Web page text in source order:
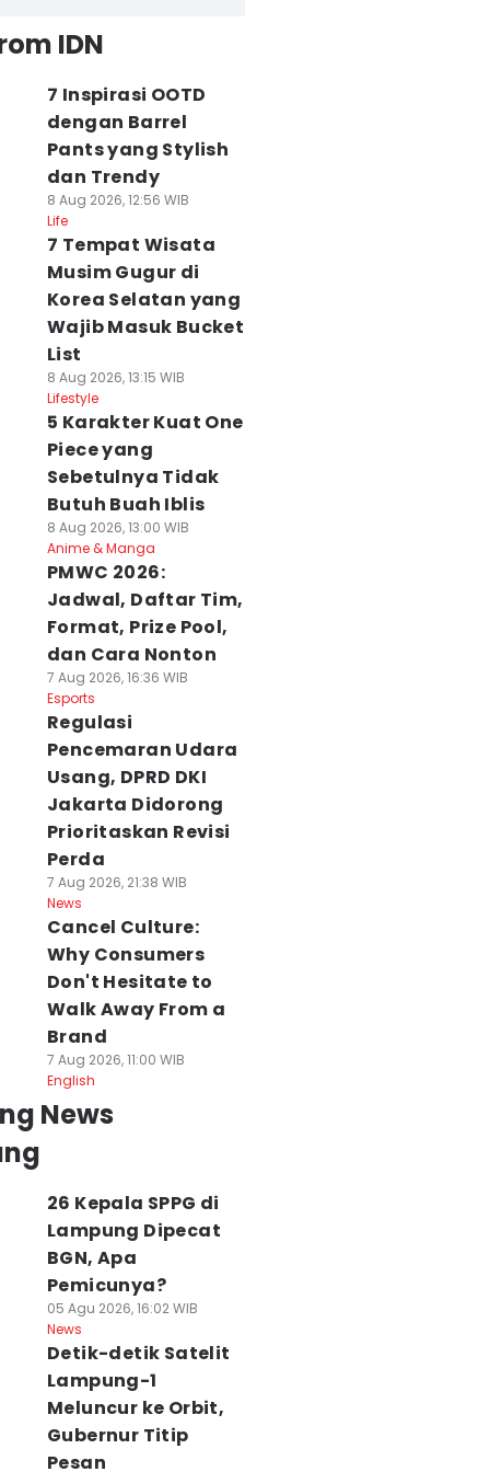
IDN
7 Inspirasi OOTD
dengan Barrel
Pants yang Stylish
dan Trendy
8 Aug 2026, 12:56 WIB
Life
7 Tempat Wisata
Musim Gugur di
Korea Selatan yang
Wajib Masuk Bucket
List
8 Aug 2026, 13:15 WIB
Lifestyle
5 Karakter Kuat One
Piece yang
Sebetulnya Tidak
Butuh Buah Iblis
8 Aug 2026, 13:00 WIB
Anime & Manga
PMWC 2026:
Jadwal, Daftar Tim,
Format, Prize Pool,
dan Cara Nonton
7 Aug 2026, 16:36 WIB
Esports
Regulasi
Pencemaran Udara
Usang, DPRD DKI
Jakarta Didorong
Prioritaskan Revisi
Perda
7 Aug 2026, 21:38 WIB
News
Cancel Culture:
Why Consumers
Don't Hesitate to
Walk Away From a
Brand
7 Aug 2026, 11:00 WIB
English
News
26 Kepala SPPG di
Lampung Dipecat
BGN, Apa
Pemicunya?
05 Agu 2026, 16:02 WIB
News
Detik-detik Satelit
Lampung-1
Meluncur ke Orbit,
Gubernur Titip
Pesan